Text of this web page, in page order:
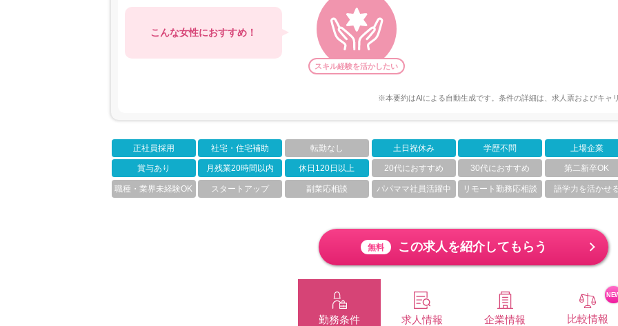
こんな女性におすすめ！
スキル経験を活かしたい
※本要約はAIによる自動生成です。条件の詳細は、求人票およびキャ
正社員採用 社宅・住宅補助 転勤なし 土日祝休み 学歴不問 上場企業
賞与あり 月残業20時間以内 休日120日以上 20代におすすめ 30代におすすめ 第二新卒OK
職種・業界未経験OK スタートアップ 副業応相談 パパママ社員活躍中 リモート勤務応相談 語学力を活かせ
無料 この求人を紹介してもらう
勤務条件 求人情報 企業情報 比較情報